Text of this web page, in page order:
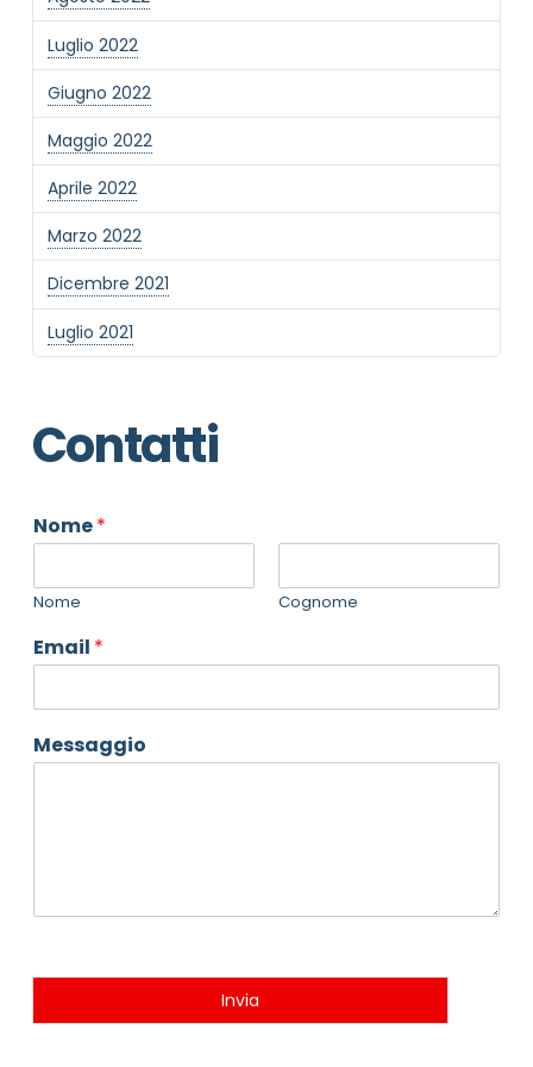
Luglio 2022
Giugno 2022
Maggio 2022
Aprile 2022
Marzo 2022
Dicembre 2021
Luglio 2021
Contatti
Nome*
Nome Cognome
Email *
Messaggio
Invia